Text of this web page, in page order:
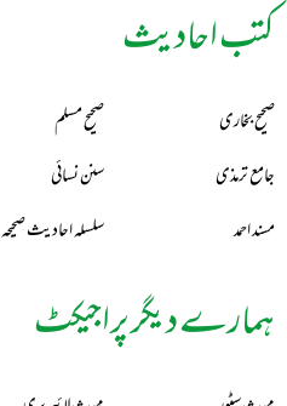
کتب احادیث
صحیح بخاری صحیح مسلم
جامع ترمذی
سنن نسائی
مسند احمد
سلسلہ احادیث صحیحہ
ہمارے دیگر پراجیکٹ